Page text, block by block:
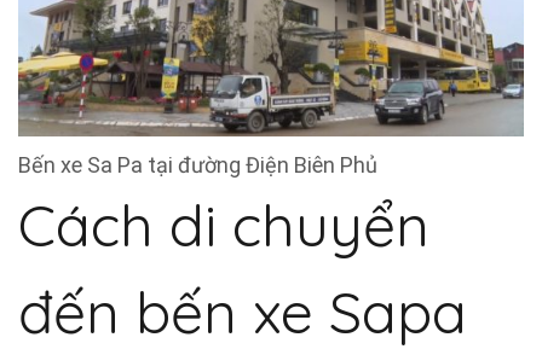
Bến xe Sa Pa tại đường Điện Biên Phủ
Cách di chuyển
đến bến xe Sapa